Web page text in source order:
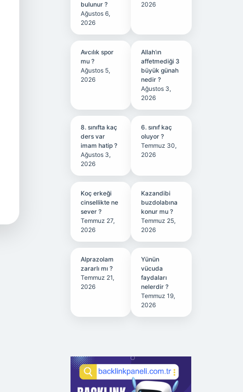
bulunur ?
Ağustos 6,
2026
2026
Avcılık spor
mu ?
Ağustos 5,
2026
Allah’ın
affetmediği 3
büyük günah
nedir ?
Ağustos 3,
2026
8. sınıfta kaç
ders var
imam hatip ?
Ağustos 3,
2026
6. sınıf kaç
oluyor ?
Temmuz 30,
2026
Koç erkeği
cinsellikte ne
sever ?
Temmuz 27,
2026
Kazandibi
buzdolabına
konur mu ?
Temmuz 25,
2026
Alprazolam
zararlı mı ?
Temmuz 21,
2026
Yünün
vücuda
faydaları
nelerdir ?
Temmuz 19,
2026